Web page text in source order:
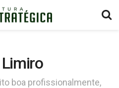
boa profissionalmente,